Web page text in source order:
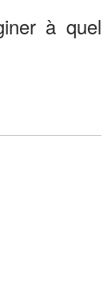
à quel